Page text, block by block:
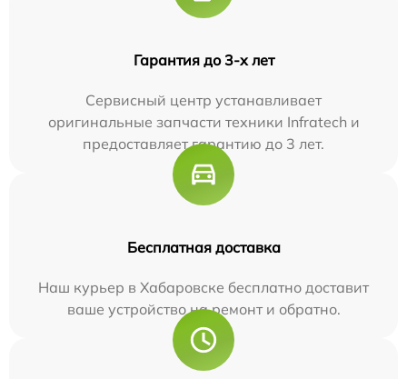
Гарантия до 3-х лет
Сервисный центр устанавливает
оригинальные запчасти техники Infratech и
предоставляет гарантию до 3 лет.
Бесплатная доставка
Наш курьер в Хабаровске бесплатно доставит
ваше устройство на ремонт и обратно.